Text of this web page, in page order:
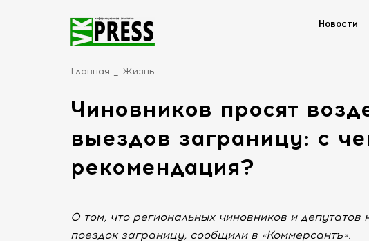
Новости
Главная Жизнь
Чиновников просят
выездов заграницу: с
рекомендация?
О том, что региональных чиновников и депутатов
поездок заграницу, сообщили в «Коммерсантъ».